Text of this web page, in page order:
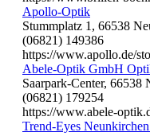
Apollo-Optik
Stummplatz 1, 66538
(06821) 149386
https://www.apollo.de/
Abele-Optik GmbH
Saarpark-Center, 66538
(06821) 179254
https://www.abele-
Trend-Eyes